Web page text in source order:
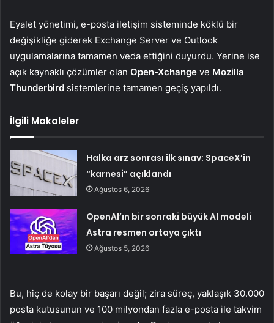
Eyalet yönetimi, e-posta iletişim sisteminde köklü bir
değişikliğe giderek Exchange Server ve Outlook
uygulamalarına tamamen veda ettiğini duyurdu. Yerine ise
açık kaynaklı çözümler olan Open-Xchange ve Mozilla
Thunderbird sistemlerine tamamen geçiş yapıldı.
İlgili Makaleler
Halka arz sonrası ilk sınav: SpaceX’in
“karnesi” açıklandı
Ağustos 6, 2026
OpenAI’ın bir sonraki büyük AI modeli
Astra resmen ortaya çıktı
Ağustos 5, 2026
Bu, hiç de kolay bir başarı değil; zira süreç, yaklaşık 30.000
posta kutusunun ve 100 milyondan fazla e-posta ile takvim